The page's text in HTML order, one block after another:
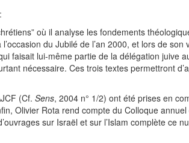
où il analyse les fondements
du Jubilé de l’an 2000, et lors de
faisait lui-même partie de la délégation juive
nécessaire. Ces trois textes permettront
(Cf. Sens, 2004 n° 1/2) ont été prises en
Olivier Rota rend compte du Colloque
sur Israël et sur l’Islam complète ce